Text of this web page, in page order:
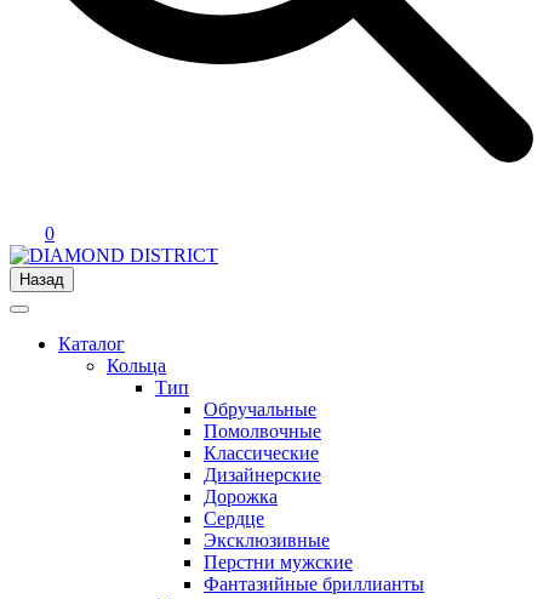
0
Назад
Каталог
Кольца
Тип
Обручальные
Помолвочные
Классические
Дизайнерские
Дорожка
Сердце
Эксклюзивные
Перстни мужские
Фантазийные бриллианты